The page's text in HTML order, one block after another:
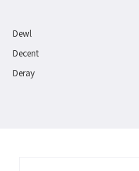
Dewl
Decent
Deray